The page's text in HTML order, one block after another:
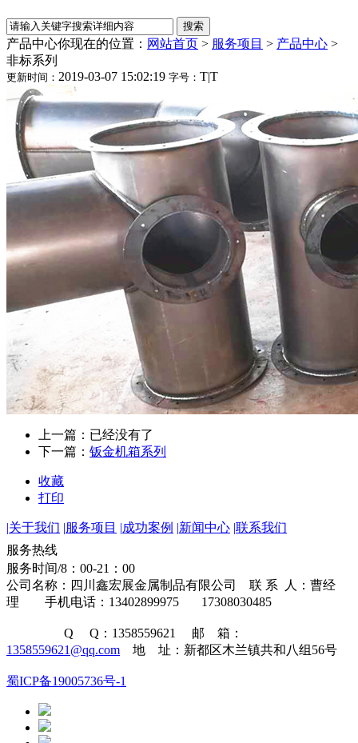
产品中心你现在的位置： 网站首页 > 服务项目 > 产品中心 >
非标系列
更新时间： 2019-03-07 15:02:19 字号： T|T
上一篇：已经没有了
下一篇： 钣金机箱系列
收藏
打印
|关于我们 |服务项目 |成功案例 |新闻中心 |联系我们
服务热线
服务时间/8：00-21：00
公司名称：四川鑫宏展金属制品有限公司 联 系 人：曹经
理 手机电话：13402899975 17308030485
Q Q：1358559621 邮 箱：
1358559621@qq.com 地 址：新都区木兰镇共和八组56号
蜀ICP备19005736号-1